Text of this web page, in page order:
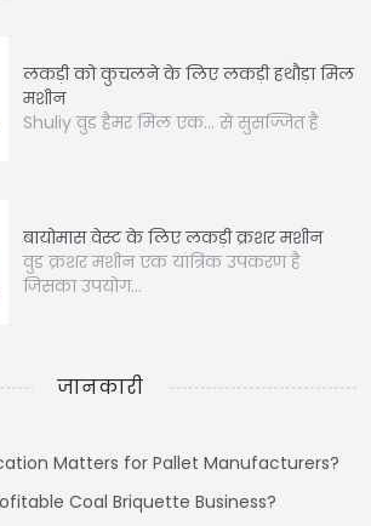
लकड़ी को कुचलने के लिए लकड़ी हथौड़ा मिल
मशीन
Shuliy वुड हैमर मिल एक… से सुसज्जित है
बायोमास वेस्ट के लिए लकड़ी क्रशर मशीन
वुड क्रशर मशीन एक यांत्रिक उपकरण है
जिसका उपयोग…
जानकारी
Matters for Pallet Manufacturers?
Coal Briquette Business?